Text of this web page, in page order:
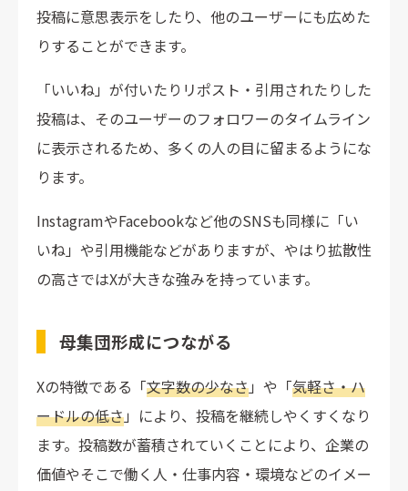
投稿に意思表示をしたり、他のユーザーにも広めた
りすることができます。
「いいね」が付いたりリポスト・引用されたりした
投稿は、そのユーザーのフォロワーのタイムライン
に表示されるため、多くの人の目に留まるようにな
ります。
InstagramやFacebookなど他のSNSも同様に「い
いね」や引用機能などがありますが、やはり拡散性
の高さではXが大きな強みを持っています。
母集団形成につながる
Xの特徴である「文字数の少なさ」や「気軽さ・ハ
ードルの低さ」により、投稿を継続しやくすくなり
ます。投稿数が蓄積されていくことにより、企業の
価値やそこで働く人・仕事内容・環境などのイメー